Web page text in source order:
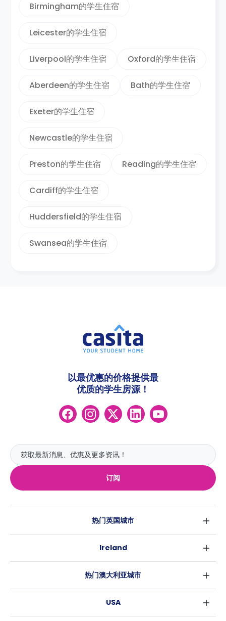
Birmingham的学生住宿
Leicester的学生住宿
Liverpool的学生住宿 Oxford的学生住宿
Aberdeen的学生住宿 Bath的学生住宿
Exeter的学生住宿
Newcastle的学生住宿
Preston的学生住宿 Reading的学生住宿
Cardiff的学生住宿
Huddersfield的学生住宿
Swansea的学生住宿
订阅
以最优惠的价格提供最
优质的学生房源！
热门英国城市
格拉斯哥
爱丁堡
Ireland
都柏林
热门澳大利亚城市
USA